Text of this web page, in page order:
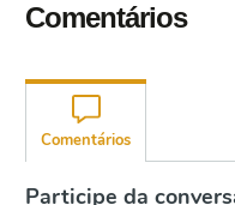
Comentários